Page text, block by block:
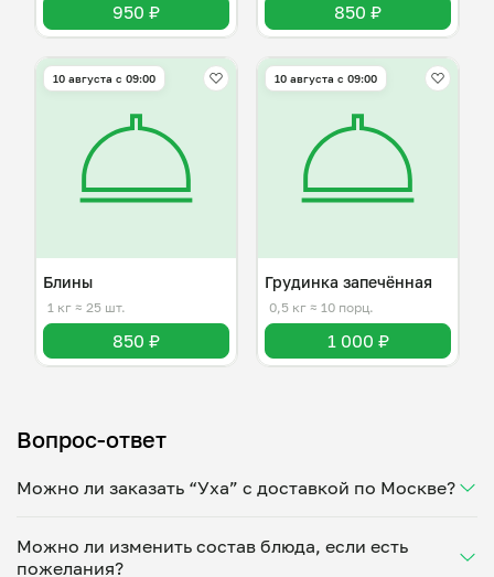
950 ₽ 850 ₽
10 августа с 09:00
Блины
1 кг ≈ 25 шт.
850 ₽
10 августа с 09:00
Грудинка запечённая
0,5 кг ≈ 10 порц.
1 000 ₽
Вопрос-ответ
Можно ли заказать “Уха” с доставкой по Москве?
Укажите удобное время — и получите свежее
домашнее блюдо в большой порции прямо с плиты.
Можно ли изменить состав блюда, если есть
пожелания?